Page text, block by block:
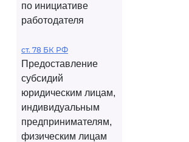
по инициативе
работодателя
ст. 78 БК РФ
Предоставление
субсидий
юридическим лицам,
индивидуальным
предпринимателям,
физическим лицам